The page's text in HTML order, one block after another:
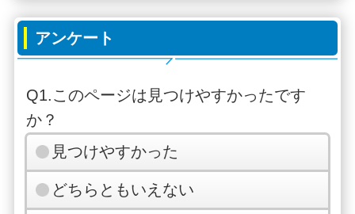
アンケート
Q1.このページは見つけやすかったです
か？
見つけやすかった
どちらともいえない